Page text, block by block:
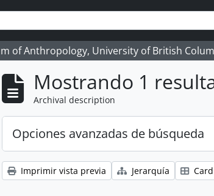
of Anthropology, University of British
Mostrando 1
Archival description
Opciones avanzadas de búsqueda
Imprimir vista previa Jerarquía